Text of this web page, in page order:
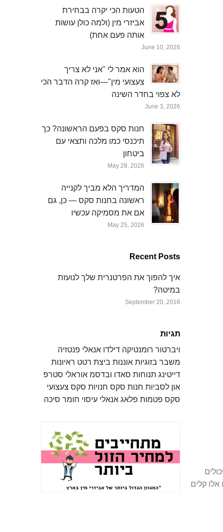
קלים
הטעות הכי יקרה בבחירת
אביזרי מין (ולמה כולן עושות
אותה פעם אחת)
June 10, 2026
הוא אמר לי "אני לא צריך
צעצועי מין"—ואז קרה הדבר הכי
לא צפוי בחדר השינה
June 3, 2026
חנות סקס בפעם הראשונה? כך
תיכנסי כמו מלכה ותצאי עם
ביטחון
May 28, 2026
המדריך הלא מביך לקנייה
ראשונה בחנות סקס — כן, גם
אם את מסמיקה עכשיו
May 25, 2026
Recent Posts
איך להפוך את הפרטנרית שלך לנועזת
במיטה?
September 20, 2016
תגיות
ויברטור רומנטיקה דילדו אנאלי פנטזיה
משבר בזוגיות אוננות ביצת רטט ראיונות
דייטינג תנוחות סאדו ובדסמ אוראלי סטרפ
און לסביות חנות סקס חנויות סקס צעצועי
סקס פטמות פלאג אנאלי עיסוי חומר סיכה